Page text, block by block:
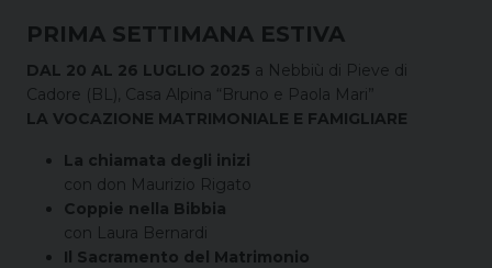
PRIMA SETTIMANA ESTIVA
DAL 20 AL 26 LUGLIO 2025 a Nebbiù di Pieve di
Cadore (BL), Casa Alpina “Bruno e Paola Mari”
LA VOCAZIONE MATRIMONIALE E FAMIGLIARE
La chiamata degli inizi
con don Maurizio Rigato
Coppie nella Bibbia
con Laura Bernardi
Il Sacramento del Matrimonio